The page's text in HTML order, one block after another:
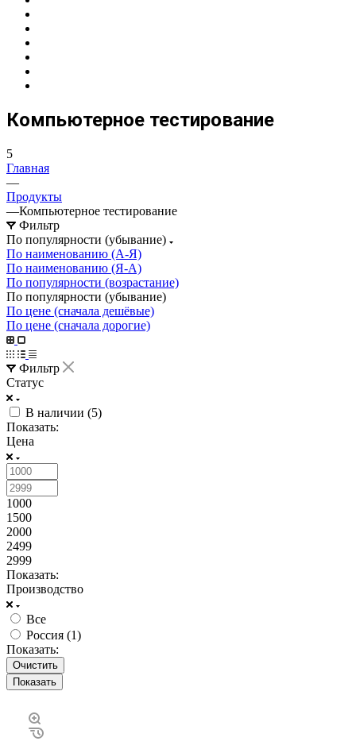
Компьютерное тестирование
5
Главная
—
Продукты
—Компьютерное тестирование
Фильтр
По популярности (убывание)
По наименованию (А-Я)
По наименованию (Я-А)
По популярности (возрастание)
По популярности (убывание)
По цене (сначала дешёвые)
По цене (сначала дорогие)
Фильтр
Статус
В наличии (5)
Показать:
Цена
1000
1500
2000
2499
2999
Показать:
Производство
Все
Россия (1)
Показать:
Очистить